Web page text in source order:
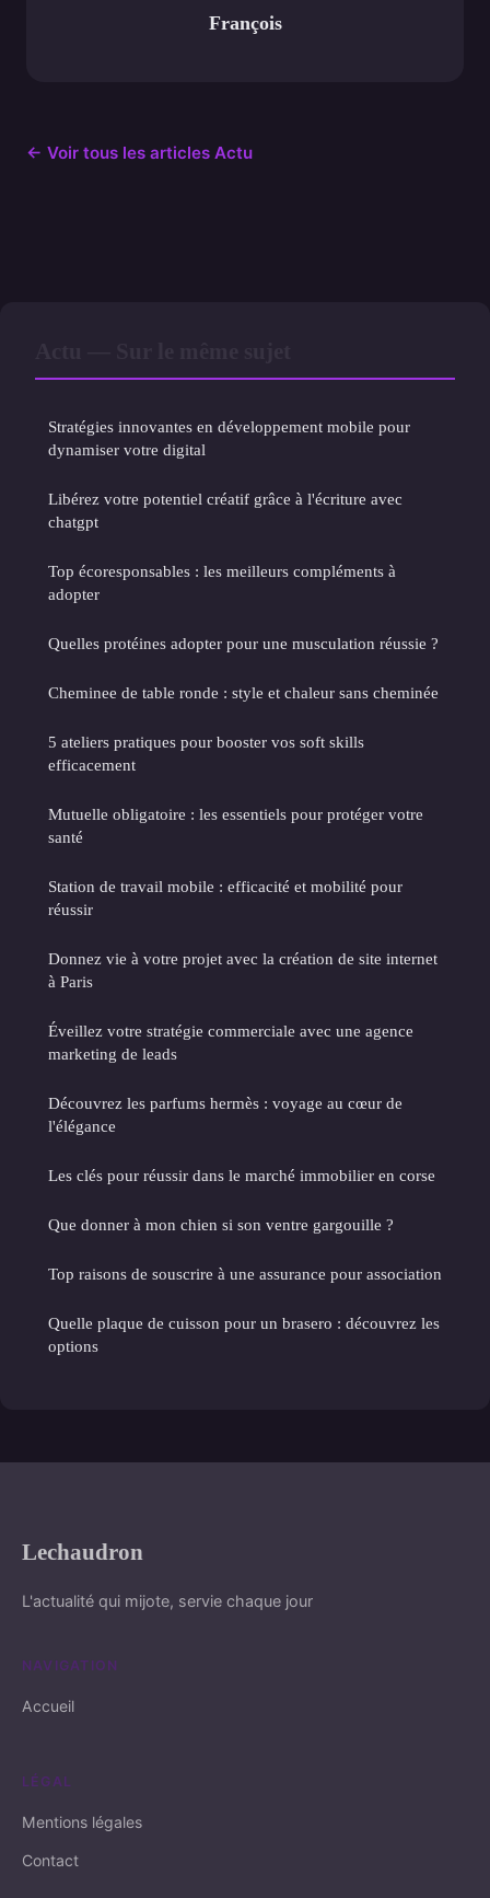
François
← Voir tous les articles Actu
Stratégies innovantes en développement mobile pour
dynamiser votre digital
Libérez votre potentiel créatif grâce à l'écriture avec
chatgpt
Top écoresponsables : les meilleurs compléments à
adopter
Quelles protéines adopter pour une musculation réussie ?
Cheminee de table ronde : style et chaleur sans cheminée
5 ateliers pratiques pour booster vos soft skills
efficacement
Mutuelle obligatoire : les essentiels pour protéger votre
santé
Station de travail mobile : efficacité et mobilité pour
réussir
Donnez vie à votre projet avec la création de site internet
à Paris
Éveillez votre stratégie commerciale avec une agence
marketing de leads
Découvrez les parfums hermès : voyage au cœur de
l'élégance
Les clés pour réussir dans le marché immobilier en corse
Que donner à mon chien si son ventre gargouille ?
Top raisons de souscrire à une assurance pour association
Quelle plaque de cuisson pour un brasero : découvrez les
options
Lechaudron
L'actualité qui mijote, servie chaque jour
NAVIGATION
Accueil
LÉGAL
Mentions légales
Contact